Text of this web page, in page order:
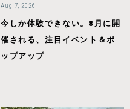
Aug 7, 2026
今しか体験できない。8月に開
催される、注目イベント＆ポ
ップアップ